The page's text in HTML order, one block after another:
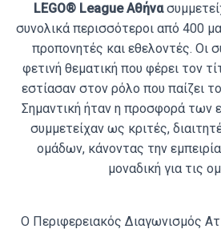
LEGO® League Αθήνα
συνολικά περισσότεροι από 400
προπονητές και εθελοντές. Οι
φετινή θεματική που φέρει τον
εστίασαν στον ρόλο που παίζει
Σημαντική ήταν η προσφορά των
συμμετείχαν ως κριτές,
ομάδων, κάνοντας την
μοναδική για τις
Ο Περιφερειακός Διαγωνισμός